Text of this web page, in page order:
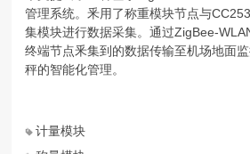
管理系统。釆用了称重模块节点与
集模块进行数据采集。通过ZigBee-
终端节点釆集到的数据传输至机场地面
秤的智能化管理。
计量模块